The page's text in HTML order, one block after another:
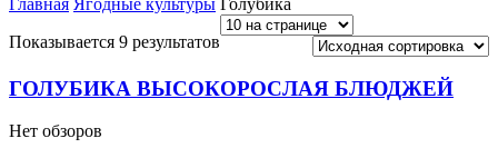
Показывается 9 результатов
ГОЛУБИКА ВЫСОКОРОСЛАЯ БЛЮДЖЕЙ
Нет обзоров